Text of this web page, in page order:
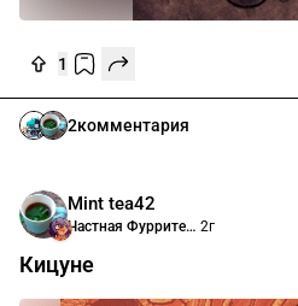
1
2комментария
Mint tea42
Частная Фурритека Анимасити 2г
Кицуне